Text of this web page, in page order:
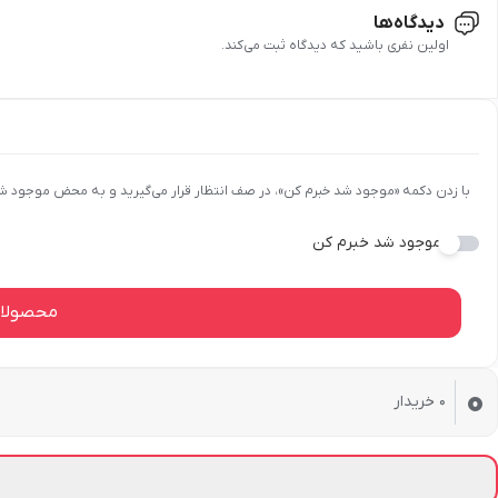
از تماس با دماهای بسیار گرم یا سرد پرهیز شود.
دیدگاه‌ها
اولین نفری باشید که دیدگاه ثبت می‌کند.
با زدن دکمه «موجود شد خبرم کن»، در صف انتظار قرار می‌گیرید و به محض موجود
موجود شد خبرم کن
0
0 خریدار